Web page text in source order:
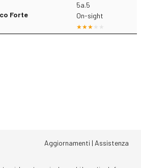
Forte
5a.5
On-sight
Aggiornamenti | Assistenza